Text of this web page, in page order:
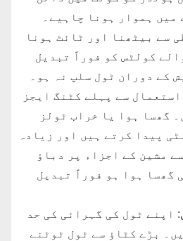
میں ہموار ہونا چاہیے۔
سے بیٹھنا اور ٹائٹ ہونا
کولٹس کو فوراً تبدیل
کے دوران ٹول سلپ نہ ہو۔
استعمال سے پہلے کٹنگ ایجز
گھسا ہوا یا خراب ٹولز
پیدا کرتے ہیں اور زیادہ
مشین کے اجزاء پر دباؤ
گھسا ہوا ہو فوراً تبدیل
: اپنے ٹول کی گہرائی کی حد
بڑے کٹاؤ سے ٹول ٹوٹنے